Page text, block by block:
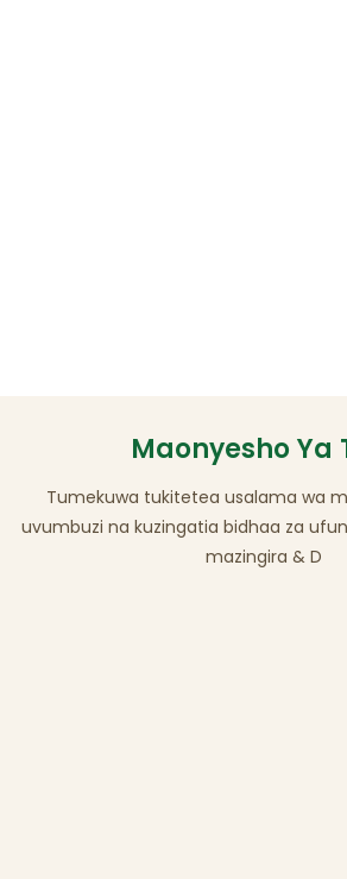
Maonyesho Ya
Tumekuwa tukitetea usalama wa
uvumbuzi na kuzingatia bidhaa za
mazingira & D